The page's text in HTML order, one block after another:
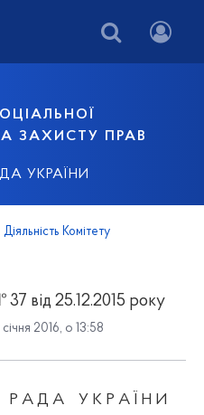
ЗАХИСТУ ПРАВ
УКРАЇНИ
Діяльність Комітету
від 25.12.2015 року
2016, о 13:58
Р А Д А У К Р А Ї Н И